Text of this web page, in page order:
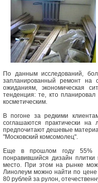
По данным исследований,
запланированный ремонт на
ожиданиям, экономическая
тенденция: те, кто
косметическим.
В погоне за редкими
соглашаются практически
предпочитают дешевые
"Московский комсомолец".
Еще в прошлом году 55%
понравившийся дизайн
место. При этом на рынке
Линолеум можно найти по
80 рублей за рулон,